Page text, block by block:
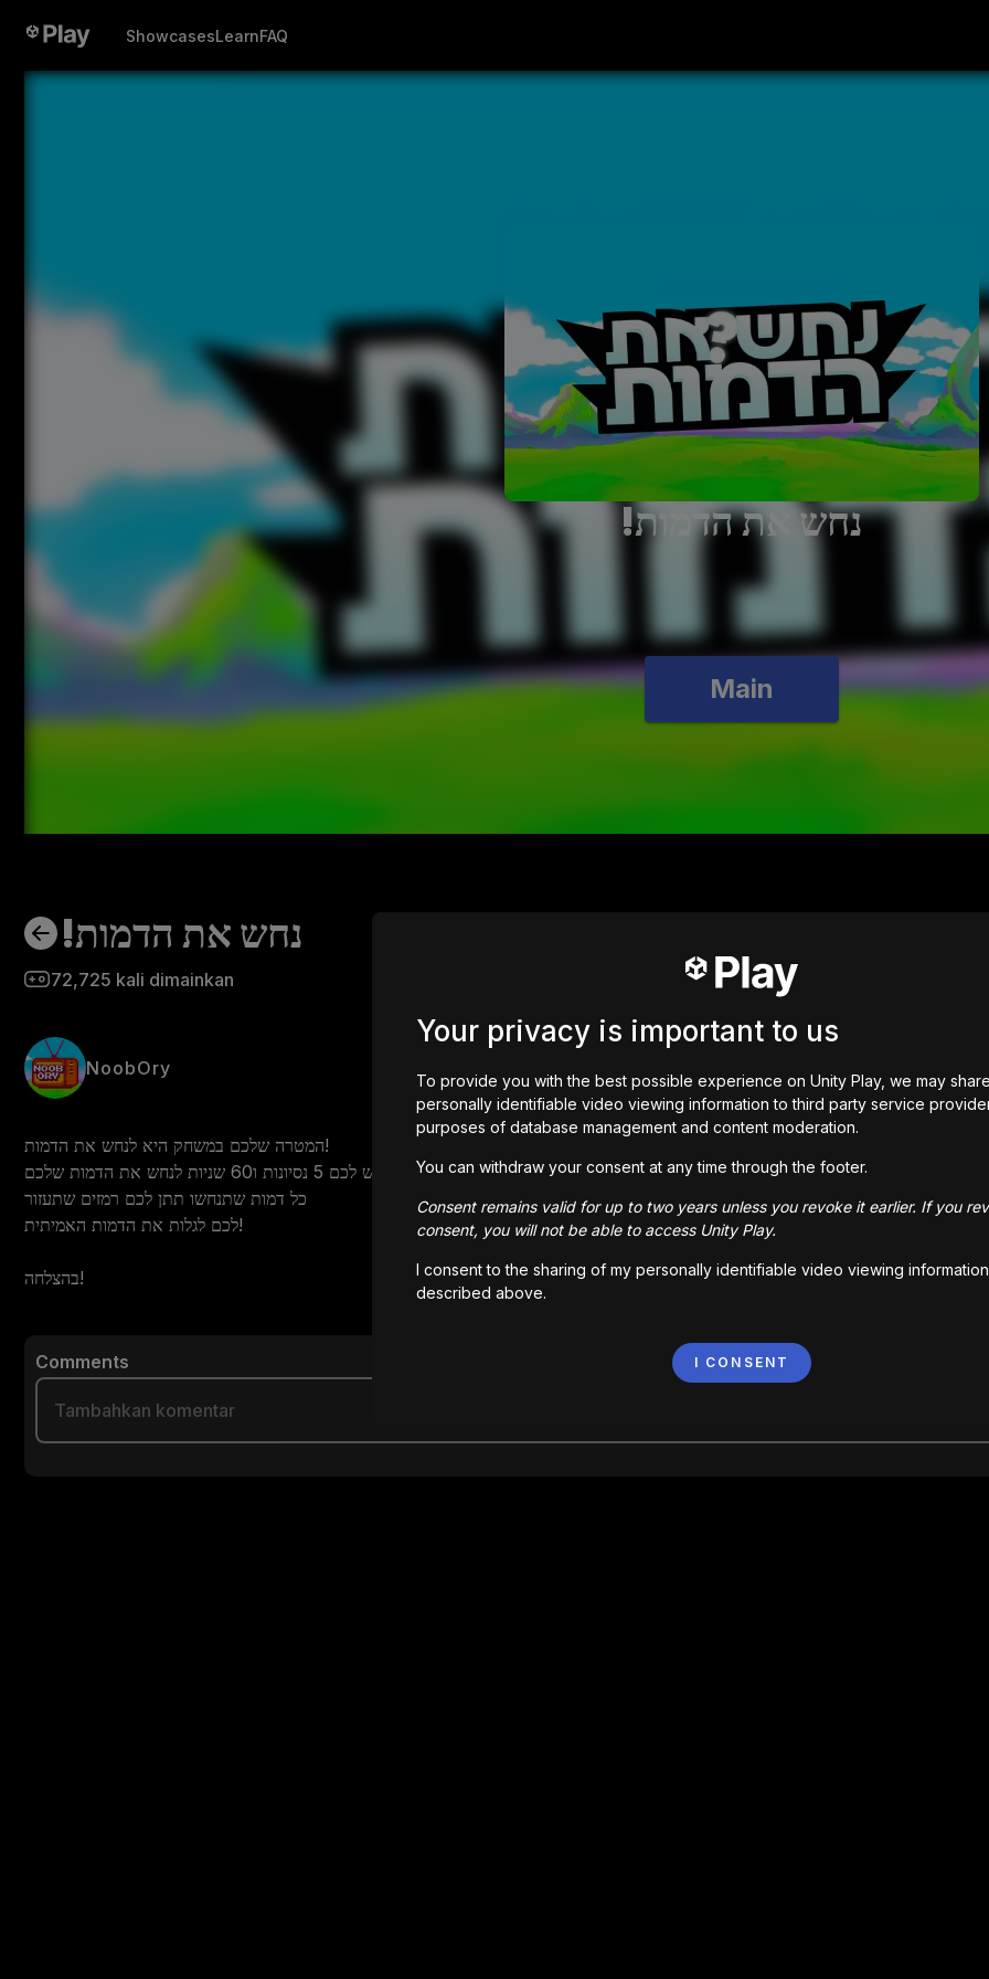
ShowcasesLearnFAQ
!נחש את הדמות
Main
!נחש את הדמות
72,725 kali dimainkan
NoobOry
המטרה שלכם במשחק היא לנחש את הדמות!
יש לכם 5 נסיונות ו60 שניות לנחש את הדמות שלכם!
כל דמות שתנחשו תתן לכם רמזים שתעזור
לכם לגלות את הדמות האמיתית!
בהצלחה!
Comments
Your privacy is important to us
To provide you with the best possible experience on Unity Play, we may
personally identifiable video viewing information to third party service
purposes of database management and content moderation.
You can withdraw your consent at any time through the footer.
Consent remains valid for up to two years unless you revoke it earlier. If you
consent, you will not be able to access Unity Play.
I consent to the sharing of my personally identifiable video viewing
described above.
I CONSENT